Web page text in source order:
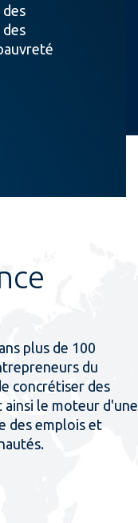
plus de 100
du
concrétiser des
ainsi le moteur d'une
des emplois et